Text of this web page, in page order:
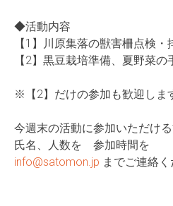
◆活動内容
【1】川原集落の獣害柵点検
【2】黒豆栽培準備、夏野菜の
※【2】だけの参加も歓迎しま
今週末の活動に参加いただけ
氏名、人数を 参加時間を
info@satomon.jp までご連絡く